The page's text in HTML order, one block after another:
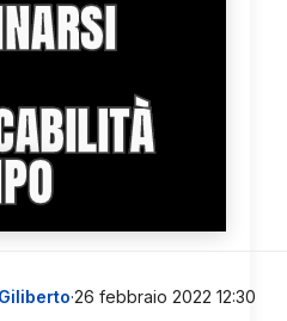
·26 febbraio 2022 12:30